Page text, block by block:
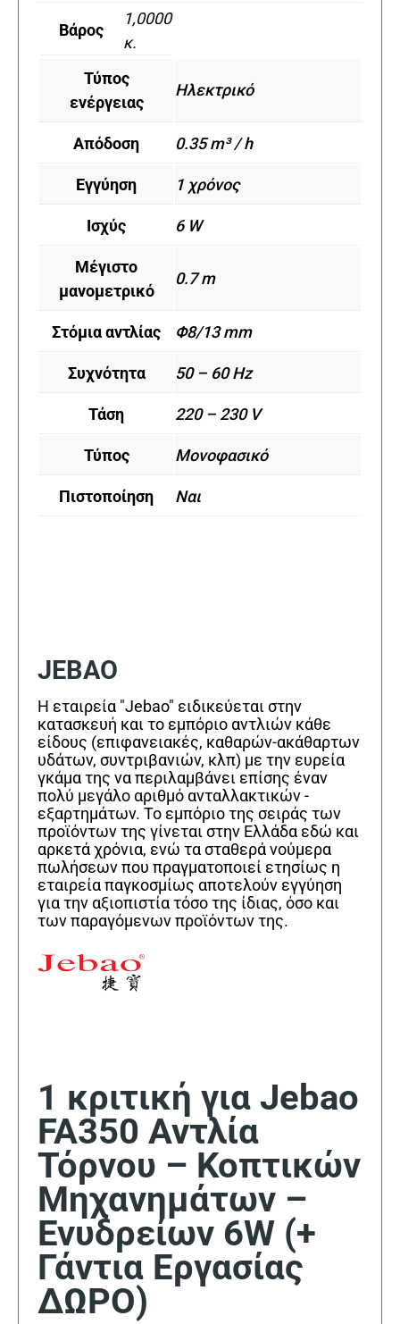
Βάρος
1,0000
κ.
Τύπος
ενέργειας
Ηλεκτρικό
Απόδοση 0.35 m³ / h
Εγγύηση 1 χρόνος
Ισχύς 6 W
Μέγιστο
μανομετρικό
0.7 m
Στόμια αντλίας Φ8/13 mm
Συχνότητα 50 – 60 Hz
Τάση 220 – 230 V
Τύπος Μονοφασικό
Πιστοποίηση Ναι
JEBAO
Η εταιρεία "Jebao" ειδικεύεται στην
κατασκευή και το εμπόριο αντλιών κάθε
είδους (επιφανειακές, καθαρών-ακάθαρτων
υδάτων, συντριβανιών, κλπ) με την ευρεία
γκάμα της να περιλαμβάνει επίσης έναν
πολύ μεγάλο αριθμό ανταλλακτικών -
εξαρτημάτων. Το εμπόριο της σειράς των
προϊόντων της γίνεται στην Ελλάδα εδώ και
αρκετά χρόνια, ενώ τα σταθερά νούμερα
πωλήσεων που πραγματοποιεί ετησίως η
εταιρεία παγκοσμίως αποτελούν εγγύηση
για την αξιοπιστία τόσο της ίδιας, όσο και
των παραγόμενων προϊόντων της.
1 κριτική για Jebao
FA350 Αντλία
Τόρνου – Κοπτικών
Μηχανημάτων –
Ενυδρείων 6W (+
Γάντια Εργασίας
ΔΩΡΟ)